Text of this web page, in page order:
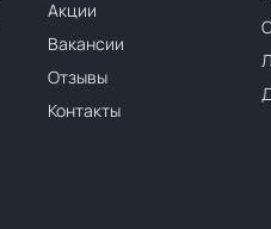
Акции
Вакансии
Отзывы
Контакты